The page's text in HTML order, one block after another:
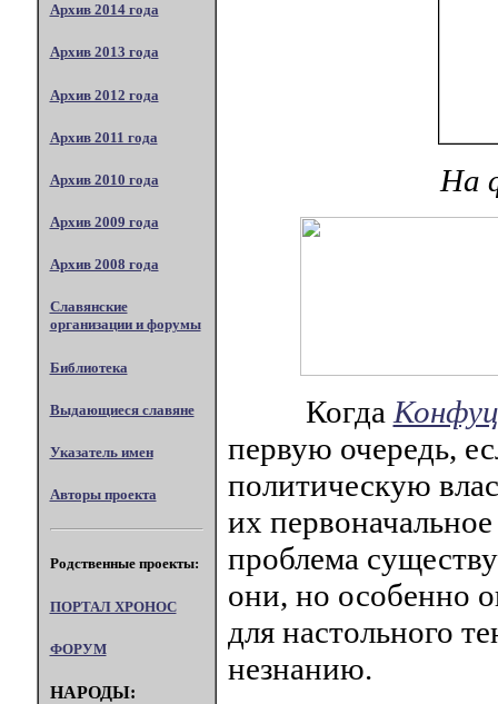
Архив 2014 года
Архив 2013 года
Архив 2012 года
Архив 2011 года
Архив 2010 года
Архив 2009 года
Архив 2008 года
Славянские
организации и форумы
Библиотека
Выдающиеся славяне
Указатель имен
Авторы проекта
Родственные проекты:
ПОРТАЛ XPOHOC
ФОРУМ
НАРОДЫ:
На
Когда
первую очередь,
политическую
их
проблема
они, но особенно
для настольного
незнанию.